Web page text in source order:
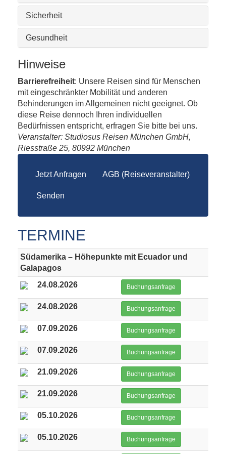
Sicherheit
Gesundheit
Hinweise
Barrierefreiheit: Unsere Reisen sind für Menschen
mit eingeschränkter Mobilität und anderen
Behinderungen im Allgemeinen nicht geeignet. Ob
diese Reise dennoch Ihren individuellen
Bedürfnissen entspricht, erfragen Sie bitte bei uns.
Veranstalter: Studiosus Reisen München GmbH,
Riesstraße 25, 80992 München
Jetzt Anfragen AGB (Reiseveranstalter)
Senden
TERMINE
Südamerika – Höhepunkte mit Ecuador und
Galapagos
24.08.2026
Buchungsanfrage
24.08.2026 Buchungsanfrage
07.09.2026 Buchungsanfrage
07.09.2026 Buchungsanfrage
21.09.2026 Buchungsanfrage
21.09.2026 Buchungsanfrage
05.10.2026 Buchungsanfrage
05.10.2026 Buchungsanfrage